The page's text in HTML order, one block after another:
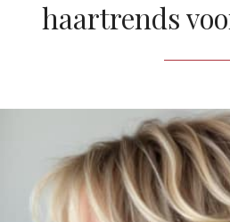
haartrends